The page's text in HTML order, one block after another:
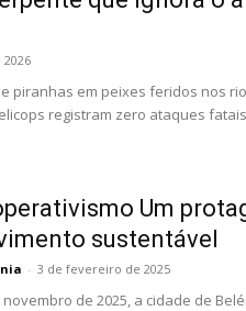
piranhas em peixes feridos nos
registram zero ataques
Um
sustentável
- 3 de fevereiro de 2025
de 2025, a cidade de